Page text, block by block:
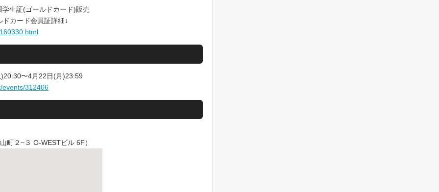
生証(ゴールドカード)販売
カード会員証詳細↓
〜4月22日(月)23:59
events/312406
町２−３ O-WESTビル 6F）